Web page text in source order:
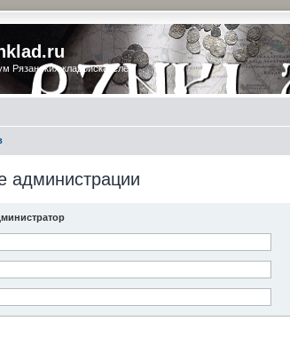
Рязанских кладоискателей
администрации